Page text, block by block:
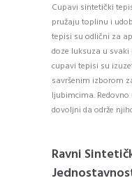
Cupavi sintetički
pružaju toplinu i
tepisi su odlični za
doze luksuza u svaki
cupavi tepisi su
savršenim izborom
ljubimcima.
dovoljni da održe
Ravni